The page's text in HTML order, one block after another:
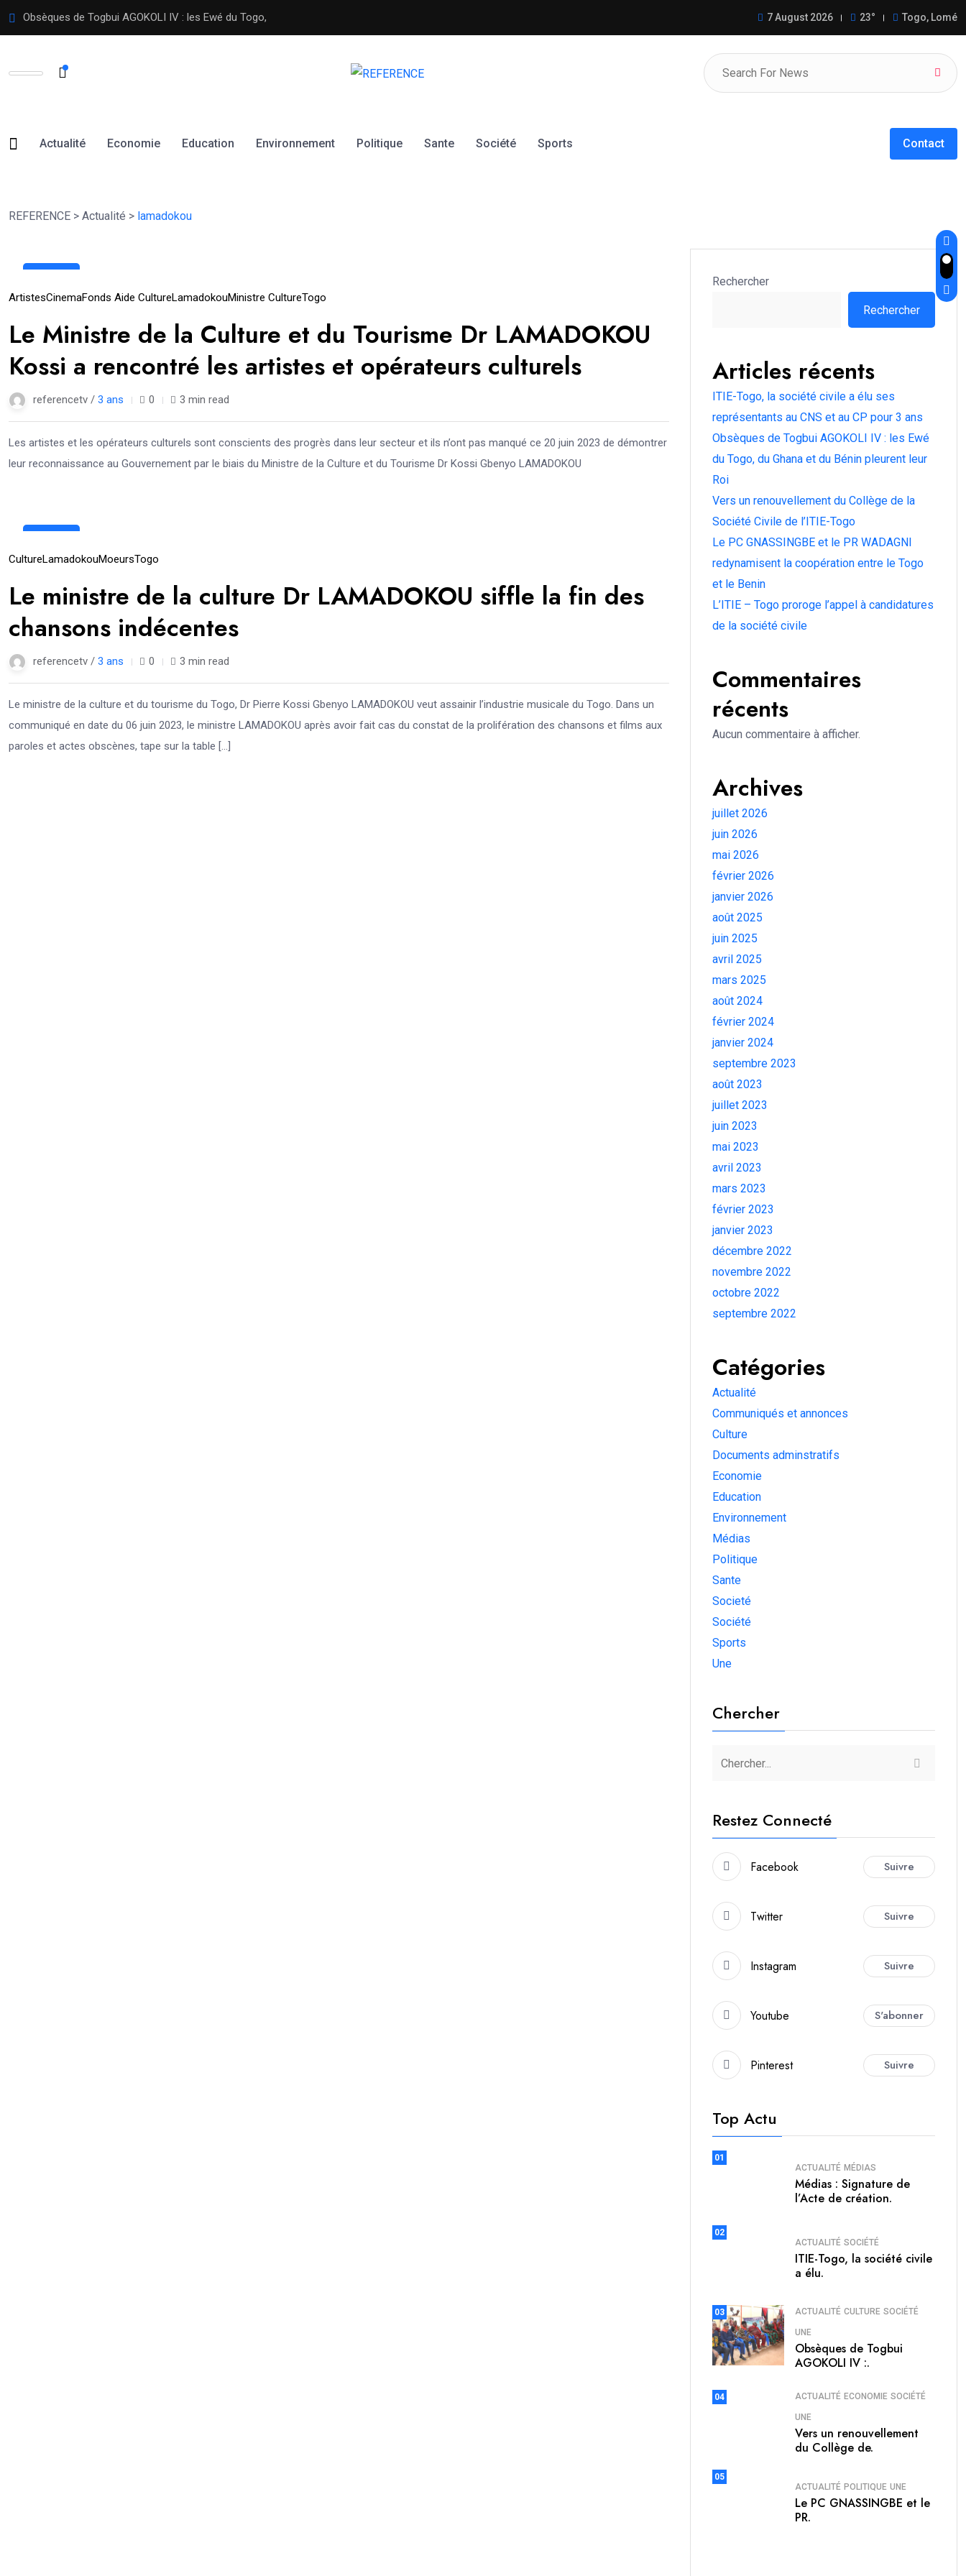
Obsèques de Togbui AGOKOLI IV : les Ewé du Togo, Vers un renouvellement du Collège de la Société Civile de7 August 2026 23° Togo, Lomé
Actualité Economie Education Environnement Politique Sante Société Sports Contact
REFERENCE > Actualité > lamadokou
Juin
ArtistesCinemaFonds Aide CultureLamadokouMinistre CultureTogo
Le Ministre de la Culture et du Tourisme Dr LAMADOKOU
Kossi a rencontré les artistes et opérateurs culturels
referencetv / 3 ans 0 3 min read
Les artistes et les opérateurs culturels sont conscients des progrès dans leur secteur et ils n’ont pas manqué ce 20 juin 2023 de démontrer
leur reconnaissance au Gouvernement par le biais du Ministre de la Culture et du Tourisme Dr Kossi Gbenyo LAMADOKOU
Juin
CultureLamadokouMoeursTogo
Le ministre de la culture Dr LAMADOKOU siffle la fin des
chansons indécentes
referencetv / 3 ans 0 3 min read
Le ministre de la culture et du tourisme du Togo, Dr Pierre Kossi Gbenyo LAMADOKOU veut assainir l’industrie musicale du Togo. Dans un
communiqué en date du 06 juin 2023, le ministre LAMADOKOU après avoir fait cas du constat de la prolifération des chansons et films aux
paroles et actes obscènes, tape sur la table […]
Rechercher
Rechercher
Articles récents
ITIE-Togo, la société civile a élu ses
représentants au CNS et au CP pour 3 ans
Obsèques de Togbui AGOKOLI IV : les Ewé
du Togo, du Ghana et du Bénin pleurent leur
Roi
Vers un renouvellement du Collège de la
Société Civile de l’ITIE-Togo
Le PC GNASSINGBE et le PR WADAGNI
redynamisent la coopération entre le Togo
et le Benin
L’ITIE – Togo proroge l’appel à candidatures
de la société civile
Commentaires
récents
Aucun commentaire à afficher.
Archives
juillet 2026
juin 2026
mai 2026
février 2026
janvier 2026
août 2025
juin 2025
avril 2025
mars 2025
août 2024
février 2024
janvier 2024
septembre 2023
août 2023
juillet 2023
juin 2023
mai 2023
avril 2023
mars 2023
février 2023
janvier 2023
décembre 2022
novembre 2022
octobre 2022
septembre 2022
Catégories
Actualité
Communiqués et annonces
Culture
Documents adminstratifs
Economie
Education
Environnement
Médias
Politique
Sante
Societé
Société
Sports
Une
Chercher
Restez Connecté
Facebook Suivre
Twitter Suivre
Instagram Suivre
Youtube S'abonner
Pinterest Suivre
Top Actu
01
ACTUALITÉ MÉDIAS
Médias : Signature de
l’Acte de création.
02
ACTUALITÉ SOCIÉTÉ
ITIE-Togo, la société civile
a élu.
03 ACTUALITÉ CULTURE SOCIÉTÉ
UNE
Obsèques de Togbui
AGOKOLI IV :.
04 ACTUALITÉ ECONOMIE SOCIÉTÉ
UNE
Vers un renouvellement
du Collège de.
05
ACTUALITÉ POLITIQUE UNE
Le PC GNASSINGBE et le
PR.